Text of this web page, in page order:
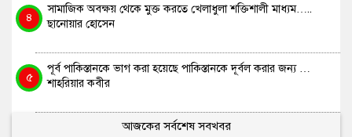
৪
সামাজিক অবক্ষয় থেকে মুক্ত করতে খেলাধুলা শক্তিশালী মাধ্যম…..
ছানোয়ার হোসেন
৫
পূর্ব পাকিস্তানকে ভাগ করা হয়েছে পাকিস্তানকে দূর্বল করার জন্য …
শাহরিয়ার কবীর
আজকের সর্বশেষ সবখবর